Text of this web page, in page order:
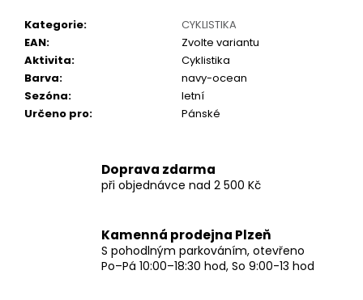
Kategorie:
CYKLISTIKA
EAN:
Zvolte variantu
Aktivita:
Cyklistika
Barva:
navy-ocean
Sezóna:
letní
Určeno pro: Pánské
Doprava zdarma
při objednávce nad 2 500 Kč
Kamenná prodejna Plzeň
S pohodlným parkováním, otevřeno
Po–Pá 10:00–18:30 hod, So 9:00-13 hod